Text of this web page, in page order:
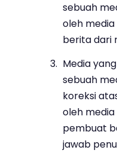
sebuah
oleh
berita dari
Media
sebuah
koreksi
oleh
pembuat
jawab